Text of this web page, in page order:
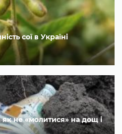
сої в Україні
не «молитися» на дощ і